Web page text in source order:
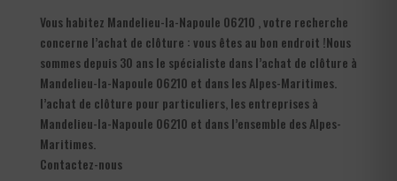
Vous habitez Mandelieu-la-Napoule 06210 , votre recherche
concerne l’achat de clôture : vous êtes au bon endroit !Nous
sommes depuis 30 ans le spécialiste dans l’achat de clôture à
Mandelieu-la-Napoule 06210 et dans les Alpes-Maritimes.
l’achat de clôture pour particuliers, les entreprises à
Mandelieu-la-Napoule 06210 et dans l’ensemble des Alpes-
Maritimes.
Contactez-nous